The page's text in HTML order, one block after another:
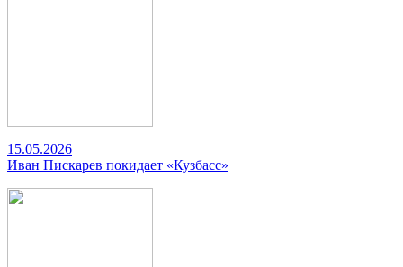
15.05.2026
Иван Пискарев покидает «Кузбасс»